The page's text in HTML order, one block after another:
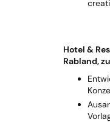
Hotel &
Rabland,